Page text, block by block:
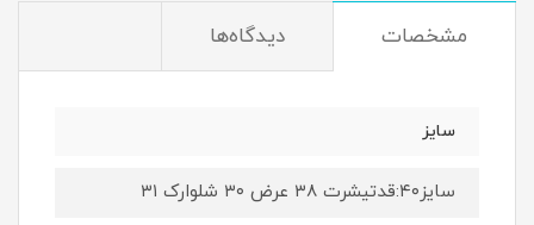
مشخصات دیدگاه‌ها
سایز
سایز۴۰:قدتیشرت ۳۸ عرض ۳۰ شلوارک ۳۱